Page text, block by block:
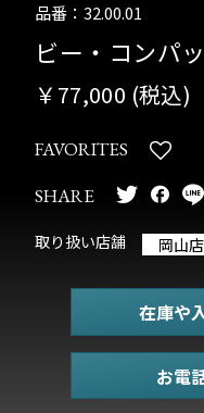
品番：32.00.01
ビー・コンパ
￥77,000 (税込)
FAVORITES
SHARE
取り扱い店舗 岡山店
在庫や
お電